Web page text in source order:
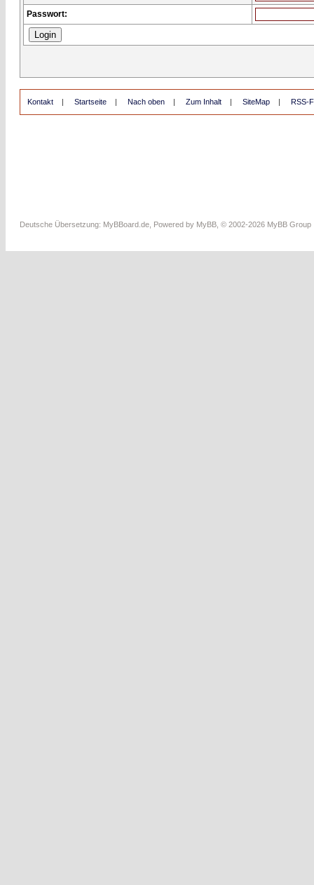
Passwort:
Kontakt | Startseite | Nach oben | Zum Inhalt | SiteMap | RSS-
Deutsche Übersetzung: MyBBoard.de , Powered by MyBB , © 2002-2026 MyBB Group